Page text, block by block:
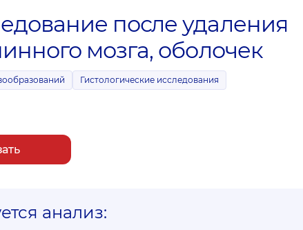
после удаления
мозга, оболочек
Гистологические исследования
анализ: